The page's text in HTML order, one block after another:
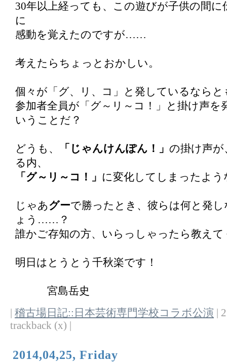
30年以上経っても、この遊びが子供の間
に
感動を覚えたのですが……
考えたらちょっとおかしい。
個々が「グ、リ、コ」と発しているならと
参加者全員が「グ～リ～コ！」と掛け声を
いうことだ？
どうも、 「じゃんけんぽん！」 の掛け声が
る内、
「グ～リ～コ！」 に変化してしまったよう
じゃあグーで勝ったとき、彼らは何と発
ょう……？
誰かご存知の方、いらっしゃったら教え
明日はとうとう千秋楽です！
宮島岳史
稽古場日記::日本芸術専門学校コラボ公演 |
trackback (x) |
2014,04,25, Friday